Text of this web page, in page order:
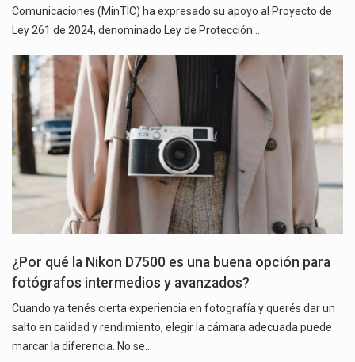
Comunicaciones (MinTIC) ha expresado su apoyo al Proyecto de
Ley 261 de 2024, denominado Ley de Protección…
¿Por qué la Nikon D7500 es una buena opción para
fotógrafos intermedios y avanzados?
Cuando ya tenés cierta experiencia en fotografía y querés dar un
salto en calidad y rendimiento, elegir la cámara adecuada puede
marcar la diferencia. No se…